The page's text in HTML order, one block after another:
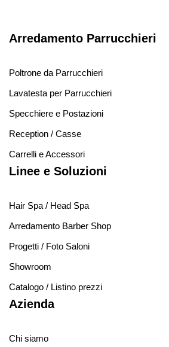
Arredamento Parrucchieri
Poltrone da Parrucchieri
Lavatesta per Parrucchieri
Specchiere e Postazioni
Reception / Casse
Carrelli e Accessori
Linee e Soluzioni
Hair Spa / Head Spa
Arredamento Barber Shop
Progetti / Foto Saloni
Showroom
Catalogo / Listino prezzi
Azienda
Chi siamo